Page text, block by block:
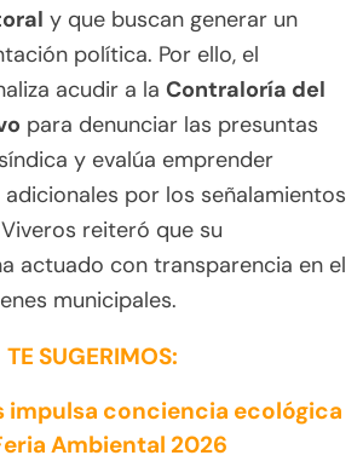
y que buscan generar un
política. Por ello, el
acudir a la Contraloría del
para denunciar las presuntas
y evalúa emprender
por los señalamientos
reiteró que su
actuado con transparencia en el
municipales.
TE SUGERIMOS:
impulsa conciencia ecológica
Ambiental 2026